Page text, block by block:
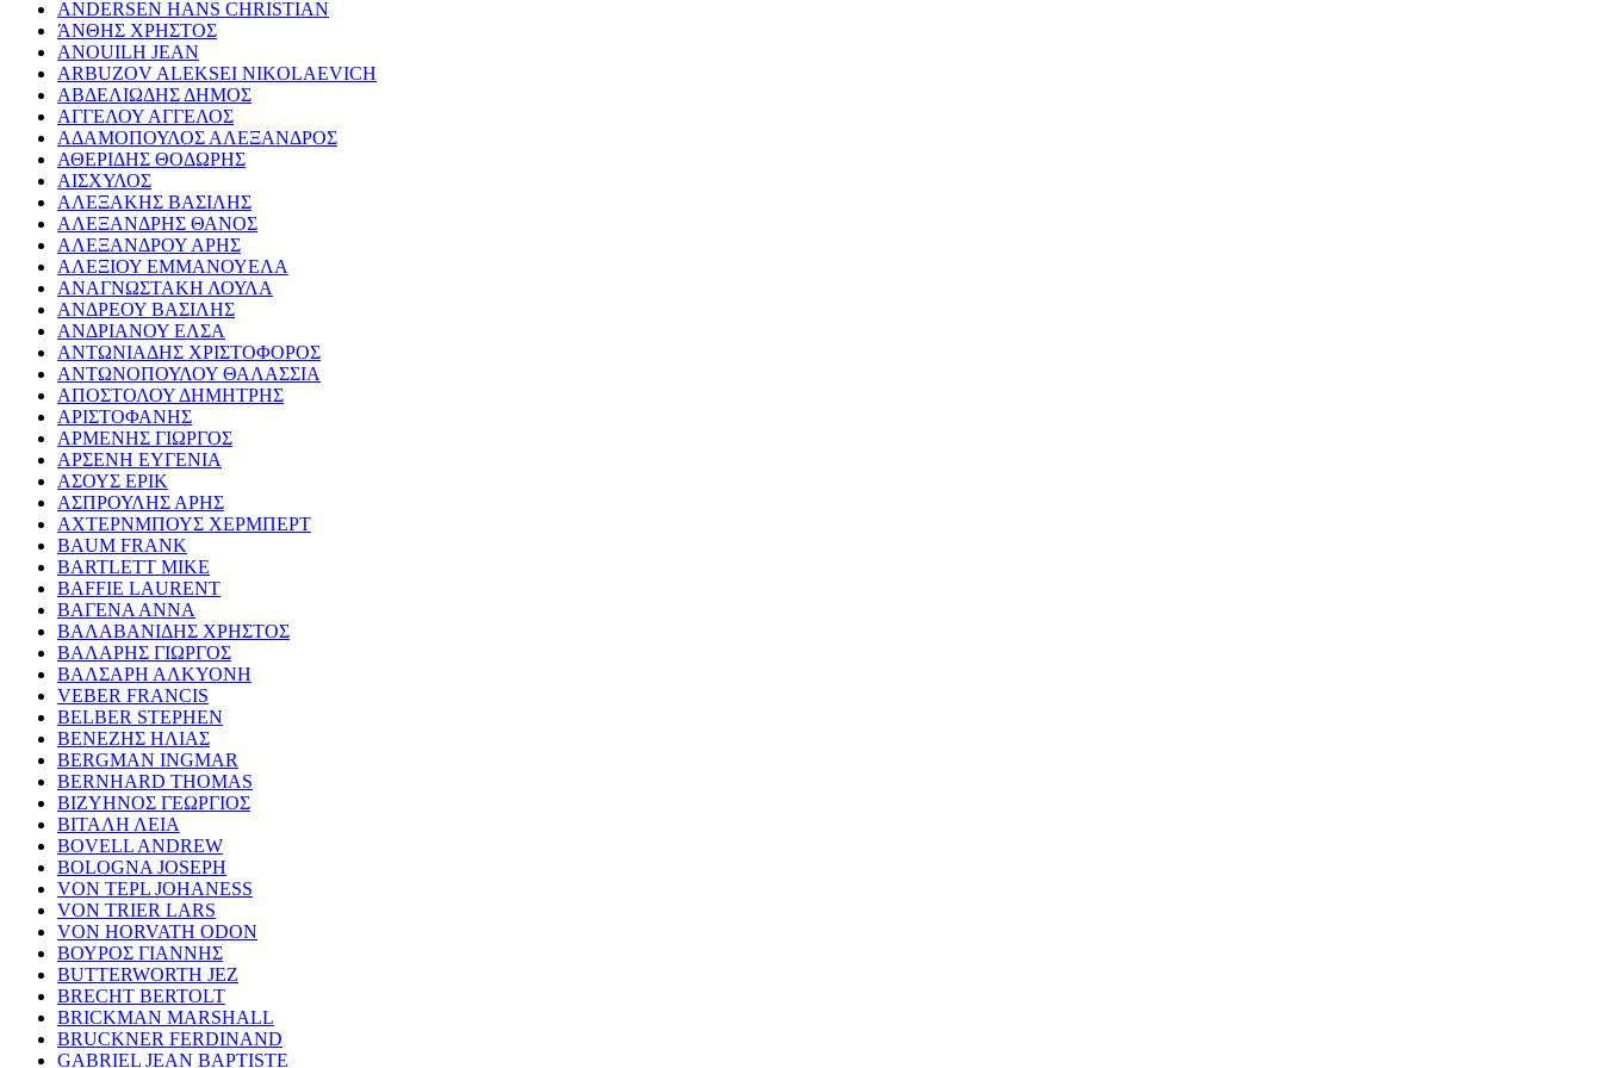
ANDERSEN HANS CHRISTIAN
ΆΝΘΗΣ ΧΡΗΣΤΟΣ
ANOUILH JEAN
ARBUZOV ALEKSEI NIKOLAEVICH
ΑΒΔΕΛΙΩΔΗΣ ΔΗΜΟΣ
ΑΓΓΕΛΟΥ ΑΓΓΕΛΟΣ
ΑΔΑΜΟΠΟΥΛΟΣ ΑΛΕΞΑΝΔΡΟΣ
ΑΘΕΡΙΔΗΣ ΘΟΔΩΡΗΣ
ΑΙΣΧΥΛΟΣ
ΑΛΕΞΑΚΗΣ ΒΑΣΙΛΗΣ
ΑΛΕΞΑΝΔΡΗΣ ΘΑΝΟΣ
ΑΛΕΞΑΝΔΡΟΥ ΑΡΗΣ
ΑΛΕΞΙΟΥ ΕΜΜΑΝΟΥΕΛΑ
ΑΝΑΓΝΩΣΤΑΚΗ ΛΟΥΛΑ
ΑΝΔΡΕΟΥ ΒΑΣΙΛΗΣ
ΑΝΔΡΙΑΝΟΥ ΕΛΣΑ
ΑΝΤΩΝΙΑΔΗΣ ΧΡΙΣΤΟΦΟΡΟΣ
ΑΝΤΩΝΟΠΟΥΛΟΥ ΘΑΛΑΣΣΙΑ
ΑΠΟΣΤΟΛΟΥ ΔΗΜΗΤΡΗΣ
ΑΡΙΣΤΟΦΑΝΗΣ
ΑΡΜΕΝΗΣ ΓΙΩΡΓΟΣ
ΑΡΣΕΝΗ ΕΥΓΕΝΙΑ
ΑΣΟΥΣ ΕΡΙΚ
ΑΣΠΡΟΥΛΗΣ ΑΡΗΣ
ΑΧΤΕΡΝΜΠΟΥΣ ΧΕΡΜΠΕΡΤ
BAUM FRANK
BARTLETT MIKE
BAFFIE LAURENT
ΒΑΓΕΝΑ ΑΝΝΑ
ΒΑΛΑΒΑΝΙΔΗΣ ΧΡΗΣΤΟΣ
ΒΑΛΑΡΗΣ ΓΙΩΡΓΟΣ
ΒΑΛΣΑΡΗ ΑΛΚΥΟΝΗ
VEBER FRANCIS
BELBER STEPHEN
ΒΕΝΕΖΗΣ ΗΛΙΑΣ
BERGMAN INGMAR
BERNHARD THOMAS
ΒΙΖΥΗΝΟΣ ΓΕΩΡΓΙΟΣ
ΒΙΤΑΛΗ ΛΕΙΑ
BOVELL ANDREW
BOLOGNA JOSEPH
VON TEPL JOHANESS
VON TRIER LARS
VON HORVATH ODON
ΒΟΥΡΟΣ ΓΙΑΝΝΗΣ
BUTTERWORTH JEZ
BRECHT BERTOLT
BRICKMAN MARSHALL
BRUCKNER FERDINAND
GABRIEL JEAN BAPTISTE